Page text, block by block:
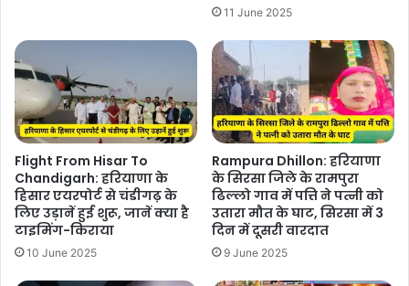
11 June 2025
Flight From Hisar To
Chandigarh: हरियाणा के
हिसार एयरपोर्ट से चंडीगढ़ के
लिए उड़ानें हुई शुरू, जानें क्या है
टाइमिंग-किराया
10 June 2025
Rampura Dhillon: हरियाणा
के सिरसा जिले के रामपुरा
ढिल्लो गाव में पत्ति ने पत्नी को
उतारा मौत के घाट, सिरसा में 3
दिन में दूसरी वारदात
9 June 2025